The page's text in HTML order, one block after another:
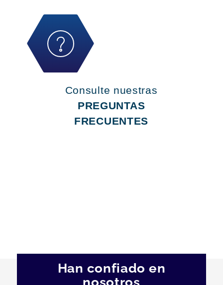
Consulte nuestras
PREGUNTAS
FRECUENTES
Han confiado en